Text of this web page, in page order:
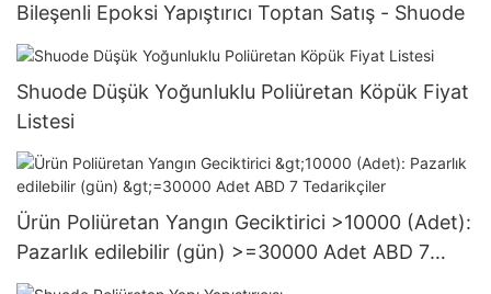
Bileşenli Epoksi Yapıştırıcı Toptan Satış - Shuode
Shuode Düşük Yoğunluklu Poliüretan Köpük Fiyat
Listesi
Ürün Poliüretan Yangın Geciktirici >10000 (Adet):
Pazarlık edilebilir (gün) >=30000 Adet ABD 7
Tedarikçiler